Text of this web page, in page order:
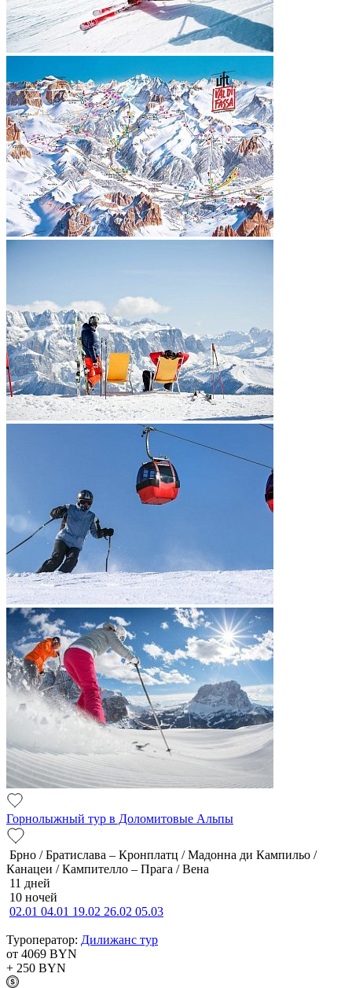
Горнолыжный тур в Доломитовые Альпы
Брно / Братислава – Кронплатц / Мадонна ди Кампильо /
Канацеи / Кампителло – Прага / Вена
11 дней
10 ночей
02.01 04.01 19.02 26.02 05.03
Туроператор: Дилижанс тур
от 4069 BYN
+ 250 BYN